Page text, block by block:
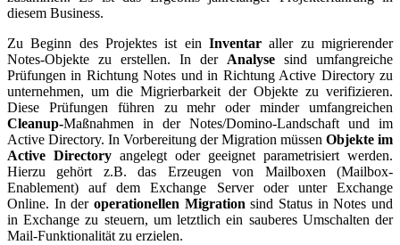
diesem Business.
Zu Beginn des Projektes ist ein Inventar aller zu migrierender
Notes-Objekte zu erstellen. In der Analyse sind umfangreiche
Prüfungen in Richtung Notes und in Richtung Active Directory zu
unternehmen, um die Migrierbarkeit der Objekte zu verifizieren.
Diese Prüfungen führen zu mehr oder minder umfangreichen
Cleanup-Maßnahmen in der Notes/Domino-Landschaft und im
Active Directory. In Vorbereitung der Migration müssen Objekte im
Active Directory angelegt oder geeignet parametrisiert werden.
Hierzu gehört z.B. das Erzeugen von Mailboxen (Mailbox-
Enablement) auf dem Exchange Server oder unter Exchange
Online. In der operationellen Migration sind Status in Notes und
in Exchange zu steuern, um letztlich ein sauberes Umschalten der
Mail-Funktionalität zu erzielen.